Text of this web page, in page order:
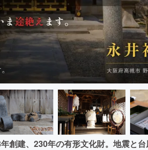
CAMPFIRE for Social
CAMPFIREふるさと納
創建、230年の有形文化財。地震と